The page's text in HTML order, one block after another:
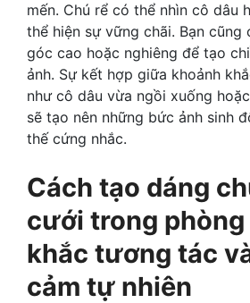
mến. Chú rể có thể nhìn cô dâu
thể hiện sự vững chãi. Bạn
góc cao hoặc nghiêng để tạo
ảnh. Sự kết hợp giữa khoảnh
như cô dâu vừa ngồi xuống
sẽ tạo nên những bức ảnh sinh
thế cứng nhắc.
Cách tạo dáng
cưới trong phòng
khắc tương tác
cảm tự nhiên